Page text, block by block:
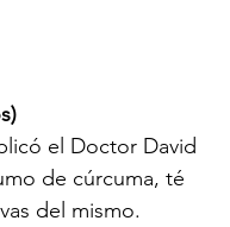
el Doctor David
de cúrcuma, té
del mismo.